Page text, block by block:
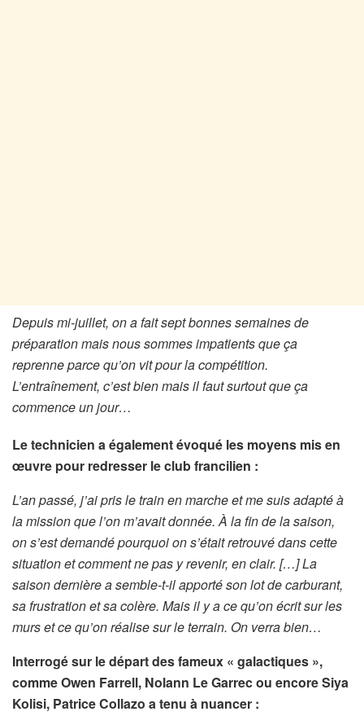
Depuis mi-juillet, on a fait sept bonnes semaines de
préparation mais nous sommes impatients que ça
reprenne parce qu’on vit pour la compétition.
L’entraînement, c’est bien mais il faut surtout que ça
commence un jour…
Le technicien a également évoqué les moyens mis en
œuvre pour redresser le club francilien :
L’an passé, j’ai pris le train en marche et me suis adapté à
la mission que l’on m’avait donnée. À la fin de la saison,
on s’est demandé pourquoi on s’était retrouvé dans cette
situation et comment ne pas y revenir, en clair. […] La
saison dernière a semble-t-il apporté son lot de carburant,
sa frustration et sa colère. Mais il y a ce qu’on écrit sur les
murs et ce qu’on réalise sur le terrain. On verra bien…
Interrogé sur le départ des fameux « galactiques »,
comme Owen Farrell, Nolann Le Garrec ou encore Siya
Kolisi, Patrice Collazo a tenu à nuancer :